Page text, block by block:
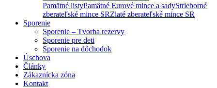
Pamätné listyPamätné Eurové mince a sadyStrieborné
zberateľské mince SRZlaté zberateľské mince SR
Sporenie
Sporenie – Tvorba rezervy
Sporenie pre deti
Sporenie na dôchodok
Úschova
Články
Zákaznícka zóna
Kontakt